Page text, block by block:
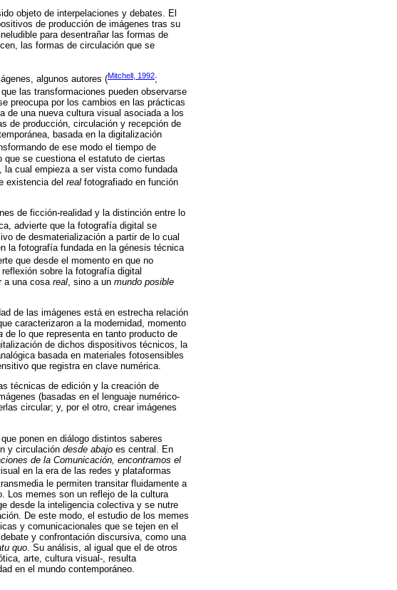
objeto de interpelaciones y debates. El
de producción de imágenes tras su
para desentrañar las formas de
las formas de circulación que se
algunos autores (Mitchell, 1992;
las transformaciones pueden observarse
preocupa por los cambios en las prácticas
de una nueva cultura visual asociada a los
de producción, circulación y recepción de
basada en la digitalización
de ese modo el tiempo de
se cuestiona el estatuto de ciertas
cual empieza a ser vista como fundada
existencia del real fotografiado en función
de ficción-realidad y la distinción entre lo
advierte que la fotografía digital se
de desmaterialización a partir de lo cual
la fotografía fundada en la génesis técnica
que desde el momento en que no
sobre la fotografía digital
a una cosareal, sino a un mundo posible
de las imágenes está en estrecha relación
caracterizaron a la modernidad, momento
de lo que representa en tanto producto de
de dichos dispositivos técnicos, la
basada en materiales fotosensibles
que registra en clave numérica.
técnicas de edición y la creación de
(basadas en el lenguaje numérico-
circular; y, por el otro, crear imágenes
ponen en diálogo distintos saberes
y circulación desde abajo es central. En
de la Comunicación, encontramos el
en la era de las redes y plataformas
le permiten transitar fluidamente a
Los memes son un reflejo de la cultura
desde la inteligencia colectiva y se nutre
De este modo, el estudio de los memes
y comunicacionales que se tejen en el
y confrontación discursiva, como una
quo. Su análisis, al igual que el de otros
arte, cultura visual-, resulta
en el mundo contemporáneo.